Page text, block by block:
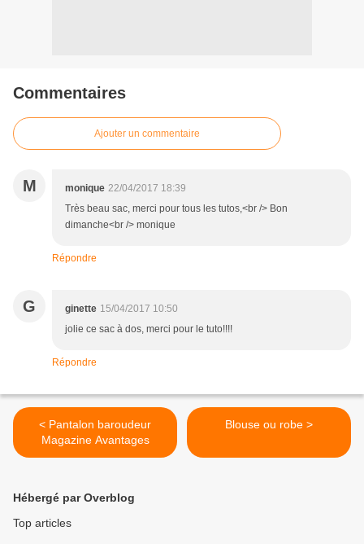
Commentaires
Ajouter un commentaire
M monique 22/04/2017 18:39
Très beau sac, merci pour tous les tutos,<br /> Bon
dimanche<br /> monique
Répondre
G ginette 15/04/2017 10:50
jolie ce sac à dos, merci pour le tuto!!!!
Répondre
< Pantalon baroudeur
Magazine Avantages
Blouse ou robe >
Hébergé par Overblog
Top articles